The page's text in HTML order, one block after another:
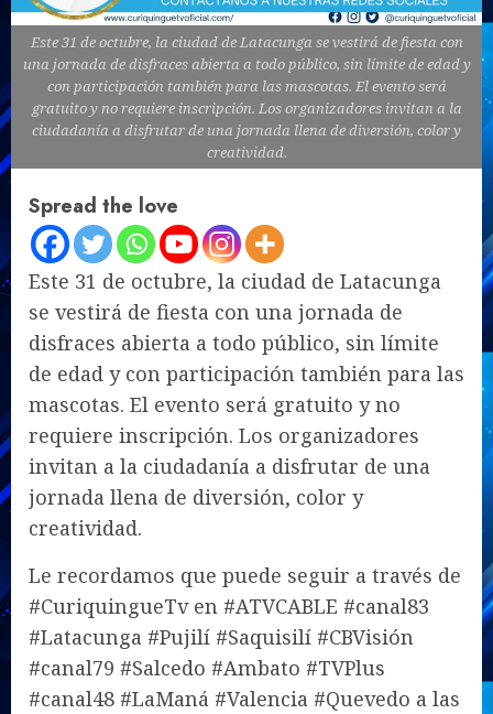
Este 31 de octubre, la ciudad de Latacunga se vestirá de fiesta con
una jornada de disfraces abierta a todo público, sin límite de edad y
con participación también para las mascotas. El evento será
gratuito y no requiere inscripción. Los organizadores invitan a la
ciudadanía a disfrutar de una jornada llena de diversión, color y
creatividad.
Spread the love
Este 31 de octubre, la ciudad de Latacunga
se vestirá de fiesta con una jornada de
disfraces abierta a todo público, sin límite
de edad y con participación también para las
mascotas. El evento será gratuito y no
requiere inscripción. Los organizadores
invitan a la ciudadanía a disfrutar de una
jornada llena de diversión, color y
creatividad.
Le recordamos que puede seguir a través de
#CuriquingueTv en #ATVCABLE #canal83
#Latacunga #Pujilí #Saquisilí #CBVisión
#canal79 #Salcedo #Ambato #TVPlus
#canal48 #LaManá #Valencia #Quevedo a las